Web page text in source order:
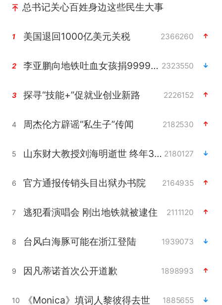
总书记关心百姓身边这些民生大事
1 美国退回1000亿美元关税 2366260
2 李亚鹏向地铁吐血女孩捐99999元 2323550
3 探寻“技能+”促就业创业新路 2226152
4 周杰伦方辟谣“私生子”传闻 2182530
5 山东财大教授刘海明逝世 终年38岁 2180127
6 官方通报传销头目出狱办书院 2164935
7 逃犯看演唱会 刚出地铁就被逮住 2111120
8 台风白海豚可能在浙江登陆 1939073
9 因凡蒂诺首次公开道歉 1898993
10 《Monica》填词人黎彼得去世 1885655